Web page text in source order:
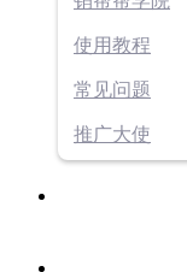
使用教程
常见问题
推广大使